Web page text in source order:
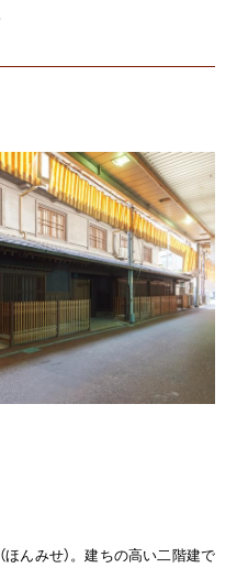
んみせ）。建ちの高い二階建で